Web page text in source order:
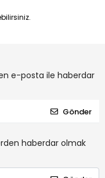
e-posta ile haberdar
Gönder
haberdar olmak